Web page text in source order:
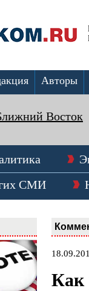
Авторы
Восток
СМИ
Как